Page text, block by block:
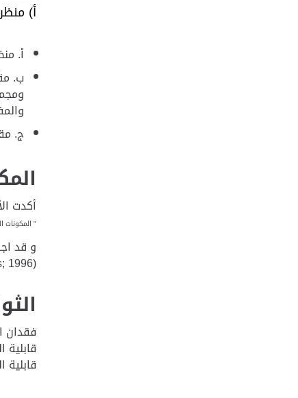
أ)
أ.
ب.
ج.
أكدت
" المكونات
و قد
(Quality Control methods; 1998, Evans; 1996)
فقدان